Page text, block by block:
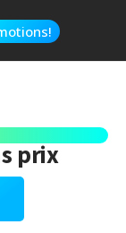
prix